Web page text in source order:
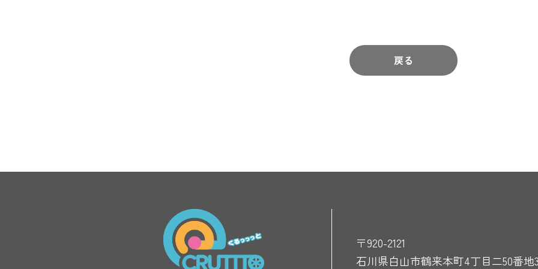
戻る
〒920-2121
石川県白山市鶴来本町4丁目二50番地